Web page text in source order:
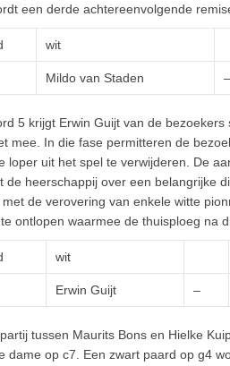
een derde achtereenvolgende
wit
Mildo van Staden –
5 krijgt Erwin Guijt van de
mee. In die fase permitteren de
loper uit het spel te verwijderen. De
de heerschappij over een belangrijke
de verovering van enkele witte
ontlopen waarmee de thuisploeg na
wit
Erwin Guijt –
tussen Maurits Bons en Hielke
dame op c7. Een zwart paard op g4